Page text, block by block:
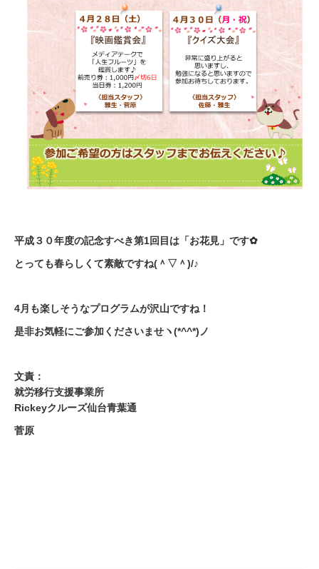
平成３０年度の記念すべき第1回目は「お花見」です✿
とっても春らしくて素敵ですね(＾▽＾)/♪
4月も楽しそうなプログラムが沢山ですね！
是非お気軽にご参加くださいませヽ(*^^*)ノ
文責：
就労移行支援事業所
Rickeyクルーズ仙台青葉通
菅原